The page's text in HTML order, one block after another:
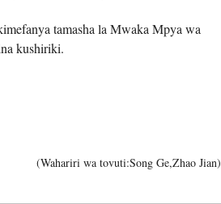
tamasha la Mwaka Mpya wa
kushiriki.
(Wahariri wa tovuti:Song Ge,Zhao Jian)